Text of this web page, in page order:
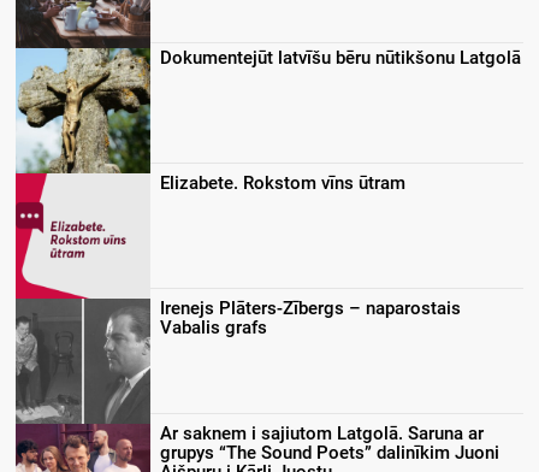
Dokumentejūt latvīšu bēru nūtikšonu Latgolā
Elizabete. Rokstom vīns ūtram
Irenejs Plāters-Zībergs – naparostais
Vabalis grafs
Ar saknem i sajiutom Latgolā. Saruna ar
grupys “The Sound Poets” dalinīkim Juoni